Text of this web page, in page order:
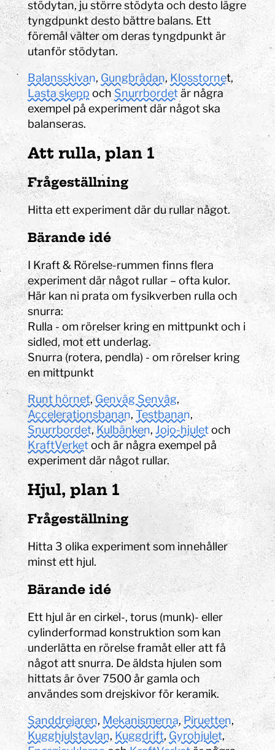
stödytan, ju större stödyta och desto lägre
tyngdpunkt desto bättre balans. Ett
föremål välter om deras tyngdpunkt är
utanför stödytan.
Balansskivan, Gungbrädan, Klosstornet,
Lasta skepp ochSnurrbordetär några
exempel på experiment där något ska
balanseras.
Att rulla, plan 1
Frågeställning
Hitta ett experiment där du rullar något.
Bärande idé
I Kraft & Rörelse-rummen finns flera
experiment där något rullar – ofta kulor.
Här kan ni prata om fysikverben rulla och
snurra:
Rulla - om rörelser kring en mittpunkt och i
sidled, mot ett underlag.
Snurra (rotera, pendla) - om rörelser kring
en mittpunkt
Runt hörnet,Genväg Senväg,
Accelerationsbanan,Testbanan,
Snurrbordet, Kulbänken, Jojo-hjuletoch
KraftVerketoch är några exempel på
experiment där något rullar.
Hjul, plan 1
Frågeställning
Hitta 3 olika experiment som innehåller
minst ett hjul.
Bärande idé
Ett hjul är en cirkel-, torus (munk)- eller
cylinderformad konstruktion som kan
underlätta en rörelse framåt eller att få
något att snurra. De äldsta hjulen som
hittats är över 7500 år gamla och
användes som drejskivor för keramik.
Sanddrejaren, Mekanismerna,Piruetten,
Kugghjulstavlan, Kuggdrift, Gyrohjulet,